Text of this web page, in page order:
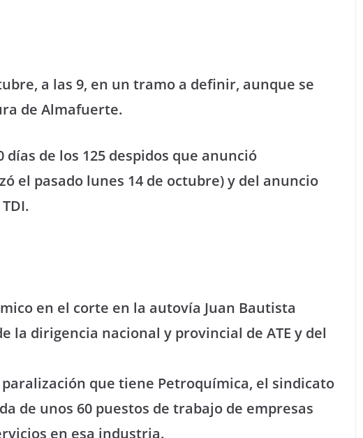
a las 9, en un tramo a definir, aunque se
de Almafuerte.
días de los 125 despidos que anunció
el pasado lunes 14 de octubre) y del anuncio
en el corte en la autovía Juan Bautista
la dirigencia nacional y provincial de ATE y del
que tiene Petroquímica, el sindicato
de unos 60 puestos de trabajo de empresas
en esa industria.